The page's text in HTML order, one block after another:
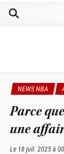
NEWS NBA
Parce
une
Le 18 juil. 2025 à